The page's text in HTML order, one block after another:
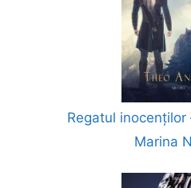
Regatul
Marina